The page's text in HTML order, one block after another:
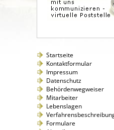
Startseite
Kontaktformular
Impressum
Datenschutz
Behördenwegweiser
Mitarbeiter
Lebenslagen
Formulare